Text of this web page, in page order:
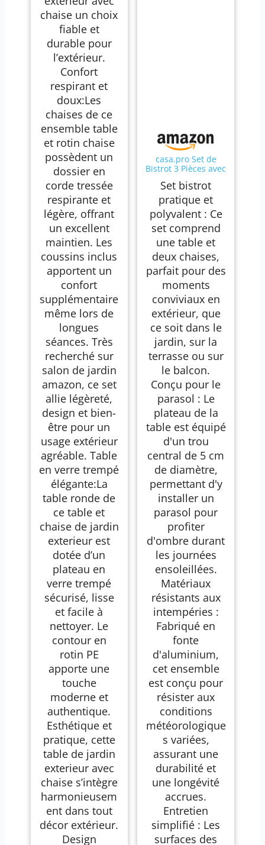
chaise un choix
fiable et
durable pour
l’extérieur.
Confort
respirant et
doux:Les
chaises de ce
ensemble table
et rotin chaise
possèdent un
dossier en
corde tressée
respirante et
légère, offrant
un excellent
maintien. Les
coussins inclus
apportent un
confort
supplémentaire
même lors de
longues
séances. Très
recherché sur
salon de jardin
amazon, ce set
allie légèreté,
design et bien-
être pour un
usage extérieur
agréable. Table
en verre trempé
élégante:La
table ronde de
ce table et
chaise de jardin
exterieur est
dotée d’un
plateau en
verre trempé
sécurisé, lisse
et facile à
nettoyer. Le
contour en
rotin PE
apporte une
touche
moderne et
authentique.
Esthétique et
pratique, cette
table de jardin
exterieur avec
chaise s’intègre
harmonieusem
ent dans tout
décor extérieur.
Design
casa.pro Set de
Bistrot 3 Pièces avec
Chaises Ensemble
de Meuble de
Jardin Balcon Patio
Terrasse Trou de
Parasol Capacité
120 kg en Fonte
d'Aluminium Blanc
Set bistrot
pratique et
polyvalent : Ce
set comprend
une table et
deux chaises,
parfait pour des
moments
conviviaux en
extérieur, que
ce soit dans le
jardin, sur la
terrasse ou sur
le balcon.
Conçu pour le
parasol : Le
plateau de la
table est équipé
d'un trou
central de 5 cm
de diamètre,
permettant d'y
installer un
parasol pour
profiter
d'ombre durant
les journées
ensoleillées.
Matériaux
résistants aux
intempéries :
Fabriqué en
fonte
d'aluminium,
cet ensemble
est conçu pour
résister aux
conditions
météorologique
s variées,
assurant une
durabilité et
une longévité
accrues.
Entretien
simplifié : Les
surfaces des